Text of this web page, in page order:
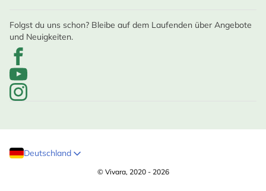
Folgst du uns schon? Bleibe auf dem Laufenden über Angebote
und Neuigkeiten.
Deutschland
© Vivara, 2020 - 2026